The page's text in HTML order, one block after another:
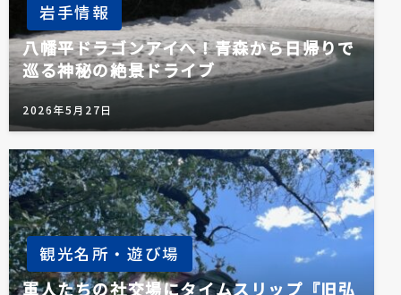
岩手情報
八幡平ドラゴンアイへ！青森から日帰りで
巡る神秘の絶景ドライブ
2026年5月27日
観光名所・遊び場
軍人たちの社交場にタイムスリップ『旧弘